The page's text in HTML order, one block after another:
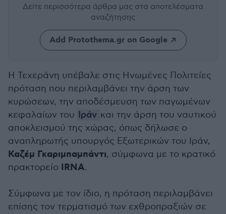
Δείτε περισσότερα άρθρα μας στα αποτελέσματα
αναζήτησης
Add Protothema.gr on Google
Η Τεχεράνη υπέβαλε στις Ηνωμένες Πολιτείες
πρόταση που περιλαμβάνει την άρση των
κυρώσεων, την αποδέσμευση των παγωμένων
κεφαλαίων του Ιράν και την άρση του ναυτικού
αποκλεισμού της χώρας, όπως δήλωσε ο
αναπληρωτής υπουργός Εξωτερικών του Ιράν,
Καζέμ Γκαριμπαμπάντι, σύμφωνα με το κρατικό
πρακτορείο IRNA.
Σύμφωνα με τον ίδιο, η πρόταση περιλαμβάνει
επίσης τον τερματισμό των εχθροπραξιών σε